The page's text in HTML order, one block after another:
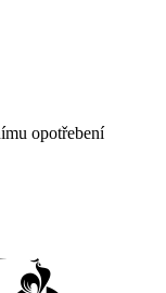
opotřebení